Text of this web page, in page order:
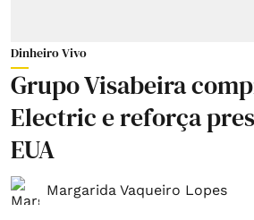
Dinheiro Vivo
Grupo Visabeira
Electric e reforça
EUA
Margarida Vaqueiro Lopes